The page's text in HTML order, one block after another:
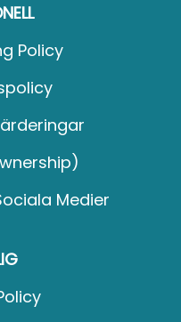
Policy
Medier